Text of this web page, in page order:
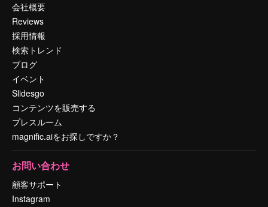
会社概要
Reviews
採用情報
検索トレンド
ブログ
イベント
Slidesgo
コンテンツを販売する
プレスルーム
magnific.aiをお探しですか？
お問い合わせ
顧客サポート
Instagram